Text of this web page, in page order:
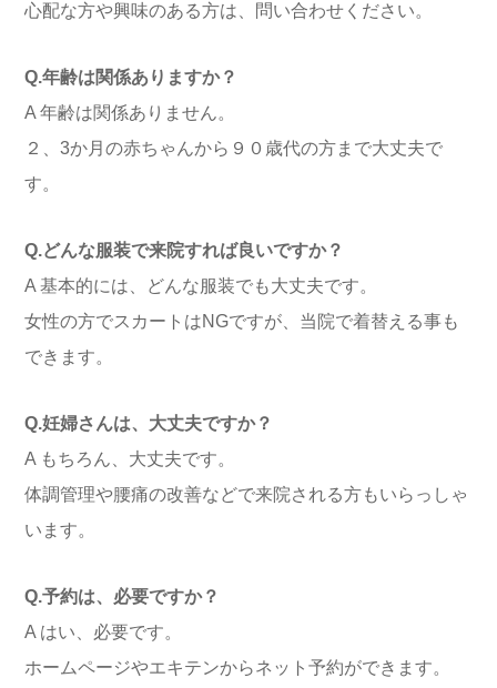
心配な方や興味のある方は、問い合わせください。
Q.年齢は関係ありますか？
A 年齢は関係ありません。
２、3か月の赤ちゃんから９０歳代の方まで大丈夫で
す。
Q.どんな服装で来院すれば良いですか？
A 基本的には、どんな服装でも大丈夫です。
女性の方でスカートはNGですが、当院で着替える事も
できます。
Q.妊婦さんは、大丈夫ですか？
A もちろん、大丈夫です。
体調管理や腰痛の改善などで来院される方もいらっしゃ
います。
Q.予約は、必要ですか？
A はい、必要です。
ホームページやエキテンからネット予約ができます。